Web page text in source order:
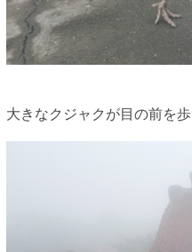
大きなクジャクが目の前を歩